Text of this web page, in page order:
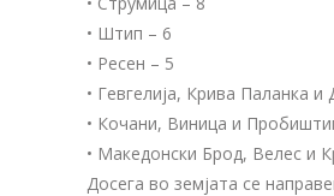
• Штип – 6
• Ресен – 5
• Гевгелија, Крива Паланка
• Кочани, Виница и
• Македонски Брод, Велес и
Досега во земјата се